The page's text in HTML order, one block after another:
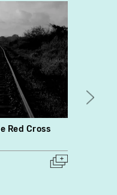
Red Cross